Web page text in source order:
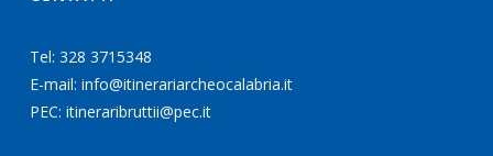
Tel: 328 3715348
E-mail: info@itinerariarcheocalabria.it
PEC: itineraribruttii@pec.it